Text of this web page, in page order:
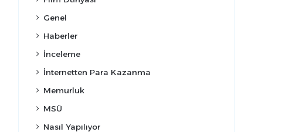
Genel
Haberler
İnceleme
İnternetten Para Kazanma
Memurluk
MSÜ
Nasıl Yapılıyor